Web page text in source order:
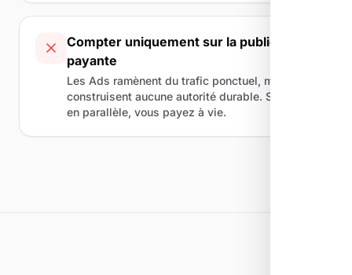
Compter uniquement sur la publicité
payante
Les Ads ramènent du trafic ponctuel, mais ne
construisent aucune autorité durable. Sans SEO
en parallèle, vous payez à vie.